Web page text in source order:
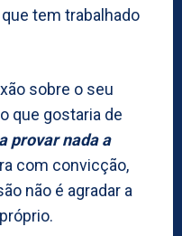
tem trabalhado
sobre o seu
que gostaria de
provar nada a
com convicção,
não é agradar a